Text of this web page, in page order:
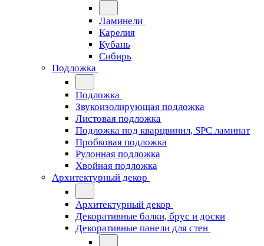
Ламинели
Карелия
Кубань
Сибирь
Подложка
Подложка
Звукоизолирующая подложка
Листовая подложка
Подложка под кварцвинил, SPC ламинат
Пробковая подложка
Рулонная подложка
Хвойная подложка
Архитектурный декор
Архитектурный декор
Декоративные балки, брус и доски
Декоративные панели для стен